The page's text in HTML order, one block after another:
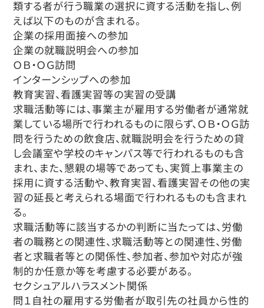
類する者が行う職業の選択に資する活動を指し、例
えば以下のものが含まれる。
企業の採用面接への参加
企業の就職説明会への参加
ＯＢ・ＯＧ訪問
インターンシップへの参加
教育実習、看護実習等の実習の受講
求職活動等には、事業主が雇用する労働者が通常就
業している場所で行われるものに限らず、ＯＢ・ＯＧ訪
問を行うための飲食店、就職説明会を行うための貸
し会議室や学校のキャンパス等で行われるものも含
まれ、また、懇親の場等であっても、実質上事業主の
採用に資する活動や、教育実習、看護実習その他の実
習の延長と考えられる場面で行われるものも含まれ
る。
求職活動等に該当するかの判断に当たっては、労働
者の職務との関連性、求職活動等との関連性、労働
者と求職者等との関係性、参加者、参加や対応が強
制的か任意か等を考慮する必要がある。
セクシュアルハラスメント関係
問１自社の雇用する労働者が取引先の社員から性的